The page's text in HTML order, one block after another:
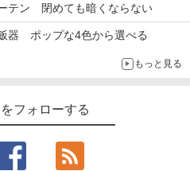
テン 閉めても暗くならない
器 ポップな4色から選べる
もっと見る
フォローする